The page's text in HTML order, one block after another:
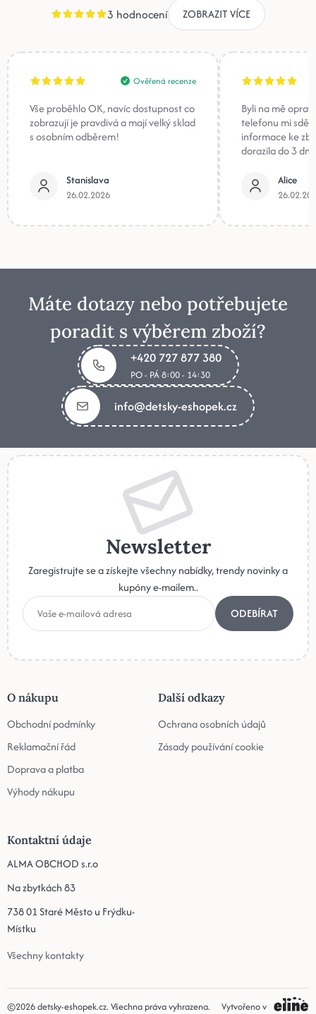
3 hodnocení ZOBRAZIT VÍCE
Ověřená recenze
Vše proběhlo OK, navíc dostupnost co
zobrazují je pravdivá a mají velký sklad
s osobním odběrem!
Stanislava
26.02.2026
Byli na mě
telefonu mi
informace ke
dorazila do 3
Alice
Máte dotazy nebo potřebujete
poradit s výběrem zboží?
+420 727 877 380
PO - PÁ 8:00 - 14:30
info@detsky-eshopek.cz
Newsletter
Zaregistrujte se a získejte všechny nabídky, trendy novinky a
kupóny e-mailem..
ODEBÍRAT
O nákupu
Obchodní podmínky
Reklamační řád
Doprava a platba
Výhody nákupu
Další odkazy
Ochrana osobních údajů
Zásady používání cookie
Kontaktní údaje
ALMA OBCHOD s.r.o
Na zbytkách 83
738 01 Staré Město u Frýdku-
Místku
Všechny kontakty
©2026detsky-eshopek.cz. Všechna práva vyhrazena. Vytvořeno v